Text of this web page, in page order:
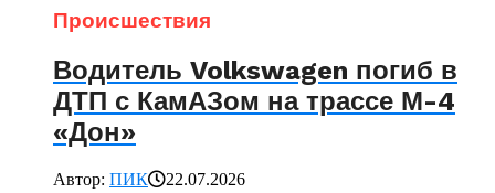
Происшествия
Водитель Volkswagen погиб в
ДТП с КамАЗом на трассе М-4
«Дон»
Автор: ПИК
22.07.2026